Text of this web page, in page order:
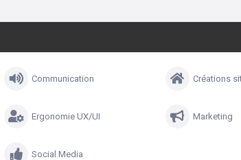
Communication Créations
Ergonomie UX/UI Marketing
Social Media